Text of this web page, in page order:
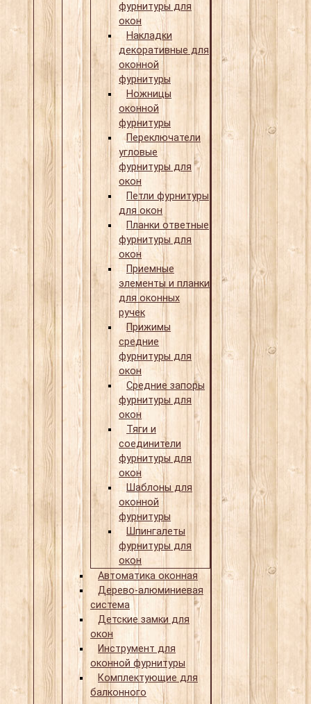
фурнитуры для
окон
Накладки
декоративные для
оконной
фурнитуры
Ножницы
оконной
фурнитуры
Переключатели
угловые
фурнитуры для
окон
Петли фурнитуры
для окон
Планки ответные
фурнитуры для
окон
Приемные
элементы и планки
для оконных
ручек
Прижимы
средние
фурнитуры для
окон
Средние запоры
фурнитуры для
окон
Тяги и
соединители
фурнитуры для
окон
Шаблоны для
оконной
фурнитуры
Шпингалеты
фурнитуры для
окон
Автоматика оконная
Дерево-алюминиевая
система
Детские замки для
окон
Инструмент для
оконной фурнитуры
Комплектующие для
балконного